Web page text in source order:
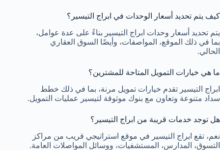
كيف يتم تحديد أسعار الوحدات في ابراج التيسير؟
يتم تحديد أسعار وحدات ابراج التيسير بناءً على عدة عوامل،
بما في ذلك الموقع، المواصفات، وأيضًا السوق العقاري
الحالي.
ما هي خيارات التمويل المتاحة للمشترين؟
ابراج التيسير تقدم خيارات تمويل مرنة، بما في ذلك خطط
سداد متنوعة وتعاون مع بنوك موثوقة لتيسير عمليات التمويل.
هل توجد خدمات قريبة من ابراج التيسير؟
نعم، تقع ابراج التيسير في موقع استراتيجي قريب من مراكز
التسوق، المدارس، المستشفيات، ووسائل المواصلات العامة.